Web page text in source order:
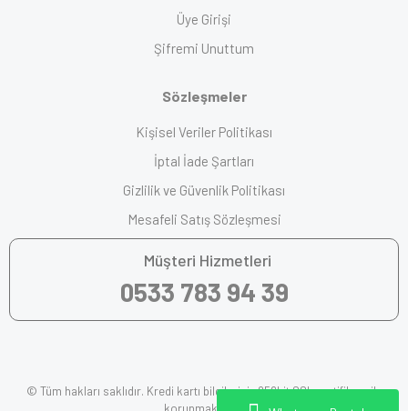
Üye Girişi
Şifremi Unuttum
Sözleşmeler
Kişisel Veriler Politikası
İptal İade Şartları
Gizlilik ve Güvenlik Politikası
Mesafeli Satış Sözleşmesi
Müşteri Hizmetleri
0533 783 94 39
© Tüm hakları saklıdır. Kredi kartı bilgileriniz 256bit SSL sertifikası ile